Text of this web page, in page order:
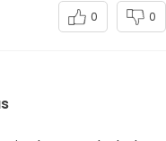
0 0